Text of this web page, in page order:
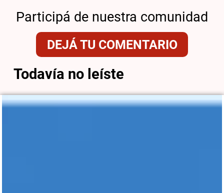
Participá de nuestra comunidad
DEJÁ TU COMENTARIO
Todavía no leíste